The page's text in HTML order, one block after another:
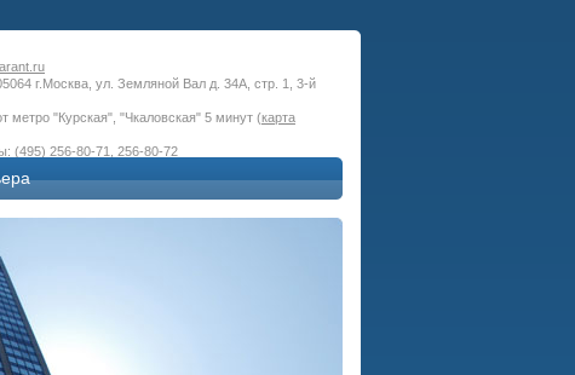
г.Москва, ул. Земляной Вал д. 34А, стр. 1, 3-й
метро "Курская", "Чкаловская" 5 минут (карта
(495) 256-80-71, 256-80-72